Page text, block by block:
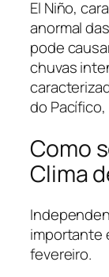
El Niño,
anormal
pode
chuvas
do
Como
Clima
importante
fevereiro.